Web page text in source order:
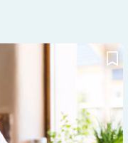
führen zum